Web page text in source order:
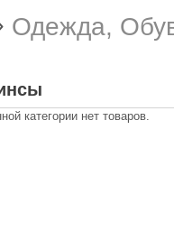
Одежда,
категории нет товаров.